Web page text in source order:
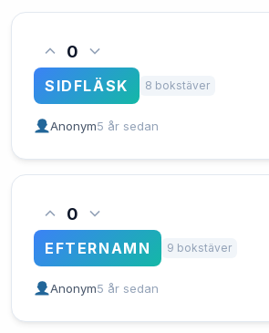
0
SIDFLÄSK 8 bokstäver
Anonym5 år sedan
0
EFTERNAMN 9 bokstäver
Anonym5 år sedan